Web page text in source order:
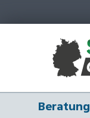
Beratung